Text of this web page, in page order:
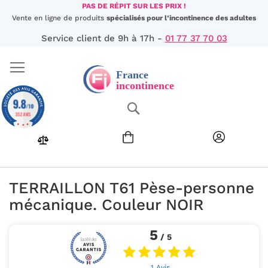
Aller
au
PAS DE RÉPIT SUR LES PRIX !
Vente en ligne de produits spécialisés pour l’incontinence des adultes
Service client de 9h à 17h - 01 77 37 70 03
TERRAILLON T61 Pèse-personne
mécanique. Couleur NOIR
5 / 5
9.8/10
352 AVIS